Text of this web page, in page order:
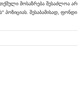
მოსაზრება შესაძლოა არ
შესაბამისად, ფონდი